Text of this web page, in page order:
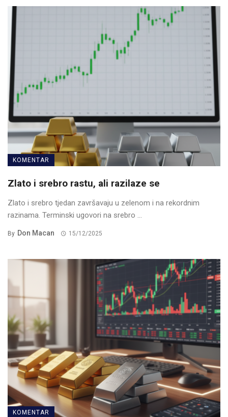
KOMENTAR
Zlato i srebro rastu, ali razilaze se
Zlato i srebro tjedan završavaju u zelenom i na rekordnim
razinama. Terminski ugovori na srebro ...
By Don Macan 15/12/2025
KOMENTAR